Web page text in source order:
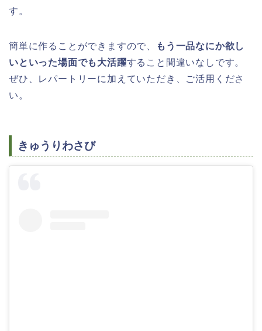
す。
簡単に作ることができますので、
もう一品なにか欲し
いといった場面でも大活躍すること間違いなしです。
ぜひ、レパートリーに加えていただき、ご活用くださ
い。
きゅうりわさび